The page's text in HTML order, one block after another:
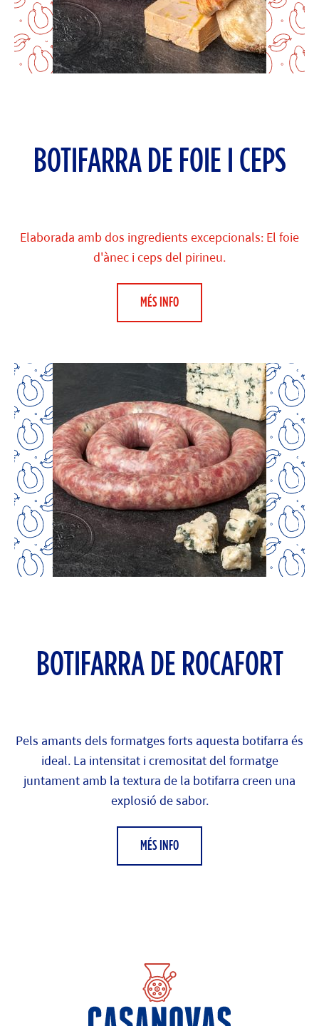
BOTIFARRA DE FOIE I CEPS
Elaborada amb dos ingredients excepcionals: El foie
d'ànec i ceps del pirineu.
MÉS INFO
BOTIFARRA DE ROCAFORT
Pels amants dels formatges forts aquesta botifarra és
ideal. La intensitat i cremositat del formatge
juntament amb la textura de la botifarra creen una
explosió de sabor.
MÉS INFO